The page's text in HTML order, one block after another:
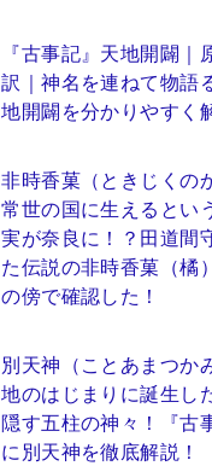
『古事記』天地開闢｜
訳｜神名を連ねて物語
地開闢を分かりやすく
非時香菓（ときじくの
常世の国に生えるとい
実が奈良に！？田道間
た伝説の非時香菓（橘
の傍で確認した！
別天神（ことあまつか
地のはじまりに誕生し
隠す五柱の神々！『古
に別天神を徹底解説！